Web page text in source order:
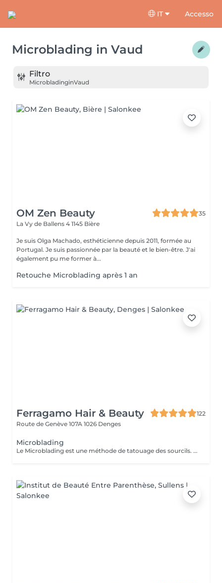
IT Accesso
Microblading in Vaud
Filtro
MicrobladinginVaud
OM Zen Beauty
35
La Vy de Ballens 4 1145 Bière
Je suis Olga Machado, esthéticienne depuis 2011, formée au
Portugal. Je suis passionnée par la beauté et le bien-être. J'ai
également pu me former à...
Retouche Microblading après 1 an
Ferragamo Hair & Beauty
122
Route de Genève 107A 1026 Denges
Microblading
Le Microblading est une méthode de tatouage des sourcils. Le sourcil est redessiné poil par poil à l'aide d'un stylo à aiguilles en imitant parfaitement le sourcil. Nous n'utilisons que des pigments naturels. Le processus de cicatrisation dure de 5 à 7 jours, une retouche après 4 semaines est obligatoire. Une fois cette dernière effectuée, le Microblading dure de 2 à 3 ans.